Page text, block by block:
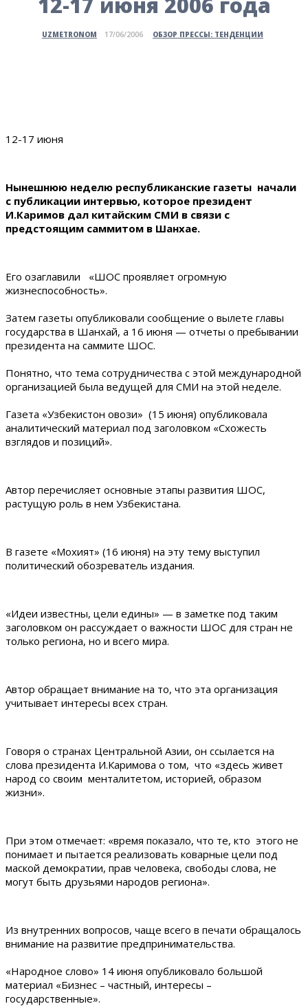
UZMETRONOM 17/06/2006 ОБЗОР ПРЕССЫ: ТЕНДЕНЦИИ
12-17 июня
Нынешнюю неделю республиканские газеты начали
с публикации интервью, которое президент
И.Каримов дал китайским СМИ в связи с
предстоящим саммитом в Шанхае.
Его озаглавили «ШОС проявляет огромную
жизнеспособность».
Затем газеты опубликовали сообщение о вылете главы
государства в Шанхай, а 16 июня — отчеты о пребывании
президента на саммите ШОС.
Понятно, что тема сотрудничества с этой международной
организацией была ведущей для СМИ на этой неделе.
Газета «Узбекистон овози» (15 июня) опубликовала
аналитический материал под заголовком «Схожесть
взглядов и позиций».
Автор перечисляет основные этапы развития ШОС,
растущую роль в нем Узбекистана.
В газете «Мохият» (16 июня) на эту тему выступил
политический обозреватель издания.
«Идеи известны, цели едины» — в заметке под таким
заголовком он рассуждает о важности ШОС для стран не
только региона, но и всего мира.
Автор обращает внимание на то, что эта организация
учитывает интересы всех стран.
Говоря о странах Центральной Азии, он ссылается на
слова президента И.Каримова о том, что «здесь живет
народ со своим менталитетом, историей, образом
жизни».
При этом отмечает: «время показало, что те, кто этого не
понимает и пытается реализовать коварные цели под
маской демократии, прав человека, свободы слова, не
могут быть друзьями народов региона».
Из внутренних вопросов, чаще всего в печати обращалось
внимание на развитие предпринимательства.
«Народное слово» 14 июня опубликовало большой
материал «Бизнес – частный, интересы –
государственные».